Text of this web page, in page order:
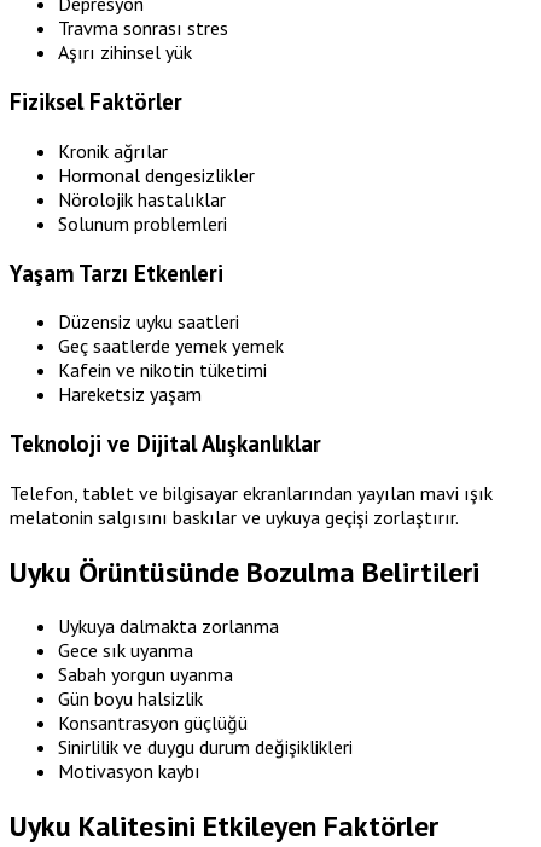
Travma sonrası stres
Aşırı zihinsel yük
Fiziksel Faktörler
Kronik ağrılar
Hormonal dengesizlikler
Nörolojik hastalıklar
Solunum problemleri
Yaşam Tarzı Etkenleri
Düzensiz uyku saatleri
Geç saatlerde yemek yemek
Kafein ve nikotin tüketimi
Hareketsiz yaşam
Teknoloji ve Dijital Alışkanlıklar
Telefon, tablet ve bilgisayar ekranlarından yayılan mavi ışık
melatonin salgısını baskılar ve uykuya geçişi zorlaştırır.
Uyku Örüntüsünde Bozulma Belirtileri
Uykuya dalmakta zorlanma
Gece sık uyanma
Sabah yorgun uyanma
Gün boyu halsizlik
Konsantrasyon güçlüğü
Sinirlilik ve duygu durum değişiklikleri
Motivasyon kaybı
Uyku Kalitesini Etkileyen Faktörler